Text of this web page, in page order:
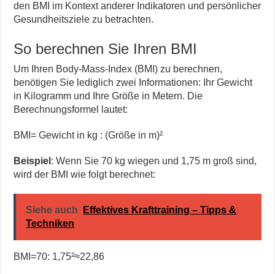
den BMI im Kontext anderer Indikatoren und persönlicher
Gesundheitsziele zu betrachten.
So berechnen Sie Ihren BMI
Um Ihren Body-Mass-Index (BMI) zu berechnen,
benötigen Sie lediglich zwei Informationen: Ihr Gewicht
in Kilogramm und Ihre Größe in Metern. Die
Berechnungsformel lautet:
BMI= Gewicht in kg ​: (Größe in m)²
Beispiel : Wenn Sie 70 kg wiegen und 1,75 m groß sind,
wird der BMI wie folgt berechnet:
Siehe auch
Effektives Krafttraining – Tipps &
Techniken
BMI=70: 1,75²​≈22,86